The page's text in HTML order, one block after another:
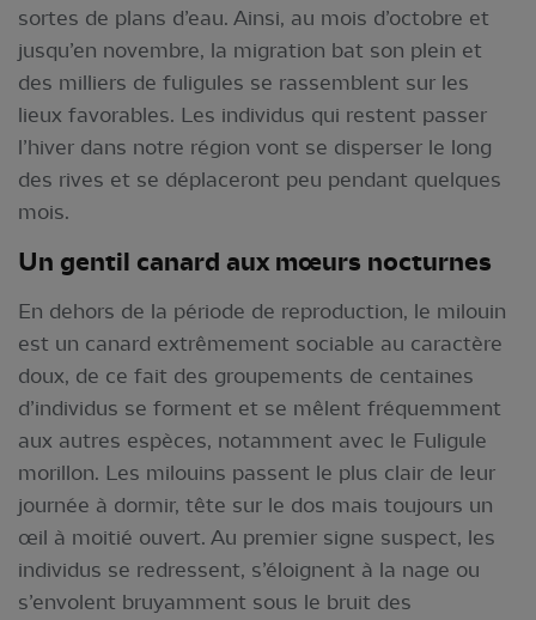
sortes de plans d’eau. Ainsi, au mois d’octobre et
jusqu’en novembre, la migration bat son plein et
des milliers de fuligules se rassemblent sur les
lieux favorables. Les individus qui restent passer
l’hiver dans notre région vont se disperser le long
des rives et se déplaceront peu pendant quelques
mois.
Un gentil canard aux mœurs nocturnes
En dehors de la période de reproduction, le milouin
est un canard extrêmement sociable au caractère
doux, de ce fait des groupements de centaines
d’individus se forment et se mêlent fréquemment
aux autres espèces, notamment avec le Fuligule
morillon. Les milouins passent le plus clair de leur
journée à dormir, tête sur le dos mais toujours un
œil à moitié ouvert. Au premier signe suspect, les
individus se redressent, s’éloignent à la nage ou
s’envolent bruyamment sous le bruit des